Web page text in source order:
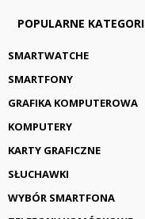
POPULARNE
SMARTWATCHE
SMARTFONY
GRAFIKA KOMPUTEROWA
KOMPUTERY
KARTY GRAFICZNE
SŁUCHAWKI
WYBÓR SMARTFONA